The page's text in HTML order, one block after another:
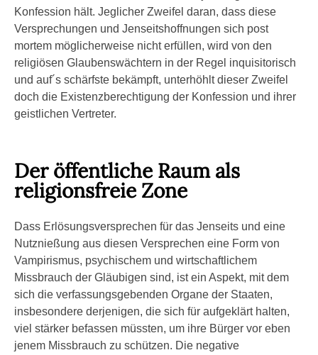
Konfession hält. Jeglicher Zweifel daran, dass diese
Versprechungen und Jenseitshoffnungen sich post
mortem möglicherweise nicht erfüllen, wird von den
religiösen Glaubenswächtern in der Regel inquisitorisch
und auf´s schärfste bekämpft, unterhöhlt dieser Zweifel
doch die Existenzberechtigung der Konfession und ihrer
geistlichen Vertreter.
Der öffentliche Raum als
religionsfreie Zone
Dass Erlösungsversprechen für das Jenseits und eine
Nutznießung aus diesen Versprechen eine Form von
Vampirismus, psychischem und wirtschaftlichem
Missbrauch der Gläubigen sind, ist ein Aspekt, mit dem
sich die verfassungsgebenden Organe der Staaten,
insbesondere derjenigen, die sich für aufgeklärt halten,
viel stärker befassen müssten, um ihre Bürger vor eben
jenem Missbrauch zu schützen. Die negative